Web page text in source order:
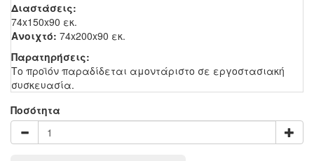
Διαστάσεις:
74x150x90 εκ.
Ανοιχτό: 74x200x90 εκ.
Παρατηρήσεις:
Το προϊόν παραδίδεται αμοντάριστο σε εργοστασιακή
συσκευασία.
Ποσότητα